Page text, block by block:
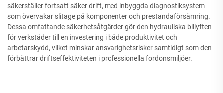
säkerställer fortsatt säker drift, med inbyggda diagnostiksystem
som övervakar slitage på komponenter och prestandaförsämring.
Dessa omfattande säkerhetsåtgärder gör den hydrauliska billyften
för verkstäder till en investering i både produktivitet och
arbetarskydd, vilket minskar ansvarighetsrisker samtidigt som den
förbättrar driftseffektiviteten i professionella fordonsmiljöer.